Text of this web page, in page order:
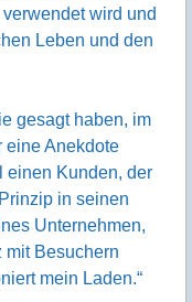
wird und
Leben und den
gesagt haben, im
eine Anekdote
einen Kunden, der
in seinen
Unternehmen,
mit Besuchern
mein Laden.“